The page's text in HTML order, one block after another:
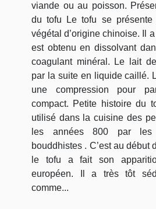
viande ou au poisson.
du tofu Le tofu se présente
végétal d’origine chinoise. Il a
est obtenu en dissolvant
coagulant minéral. Le lait
par la suite en liquide caillé.
une compression pour
compact. Petite histoire du
utilisé dans la cuisine des
les années 800 par les
bouddhistes . C’est au début
le tofu a fait son
européen. Il a très tôt
comme...